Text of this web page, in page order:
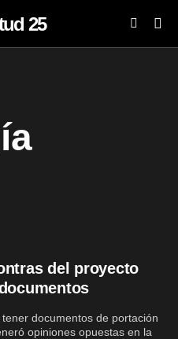
del proyecto
documentos de portación
opiniones opuestas en la